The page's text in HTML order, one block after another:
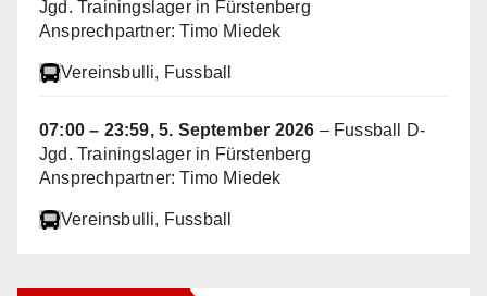
Jgd. Trainingslager in Fürstenberg
Ansprechpartner: Timo Miedek
Vereinsbulli, Fussball
07:00 – 23:59,5. September 2026 – Fussball D-
Jgd. Trainingslager in Fürstenberg
Ansprechpartner: Timo Miedek
Vereinsbulli, Fussball